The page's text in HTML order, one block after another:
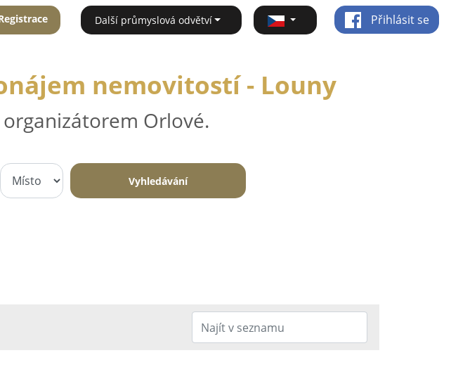
Další průmyslová odvětví Přihlásit se
nemovitostí - Louny
Orlové.
Vyhledávání